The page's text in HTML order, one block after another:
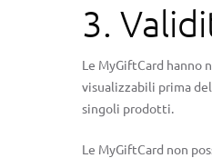
3.
Le MyGiftCard hanno
visualizzabili prima
singoli prodotti.
Le MyGiftCard non